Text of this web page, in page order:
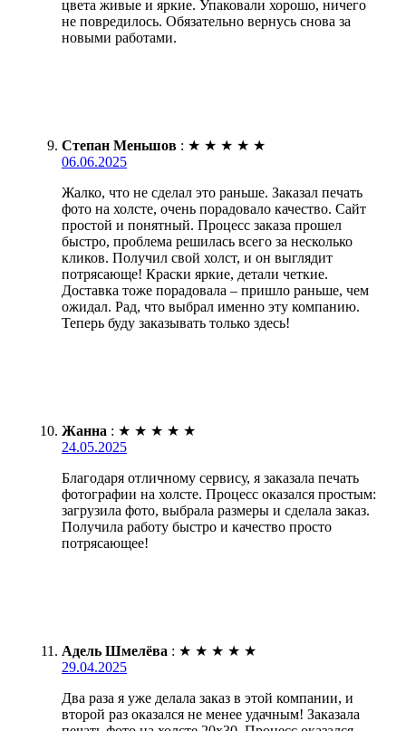
цвета живые и яркие. Упаковали хорошо, ничего
не повредилось. Обязательно вернусь снова за
новыми работами.
Степан Меньшов : ★ ★ ★ ★ ★
06.06.2025
Жалко, что не сделал это раньше. Заказал печать
фото на холсте, очень порадовало качество. Сайт
простой и понятный. Процесс заказа прошел
быстро, проблема решилась всего за несколько
кликов. Получил свой холст, и он выглядит
потрясающе! Краски яркие, детали четкие.
Доставка тоже порадовала – пришло раньше, чем
ожидал. Рад, что выбрал именно эту компанию.
Теперь буду заказывать только здесь!
Жанна : ★ ★ ★ ★ ★
24.05.2025
Благодаря отличному сервису, я заказала печать
фотографии на холсте. Процесс оказался простым:
загрузила фото, выбрала размеры и сделала заказ.
Получила работу быстро и качество просто
потрясающее!
Адель Шмелёва : ★ ★ ★ ★ ★
29.04.2025
Два раза я уже делала заказ в этой компании, и
второй раз оказался не менее удачным! Заказала